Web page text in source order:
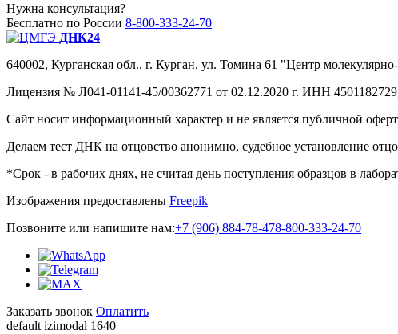
Нужна консультация?
Бесплатно по России 8-800-333-24-70
ДНК24
640002, Курганская обл., г. Курган, ул. Томина 61 "Центр
Лицензия № Л041-01141-45/00362771 от 02.12.2020 г. ИНН
Сайт носит информационный характер и не является публичной
Делаем тест ДНК на отцовство анонимно, судебное установление
*Срок - в рабочих днях, не считая день поступления образцов в
Изображения предоставлены Freepik
Позвоните или напишите нам:+7 (906) 884-78-478-800-333-24-70
Заказать звонок Оплатить
default izimodal 1640